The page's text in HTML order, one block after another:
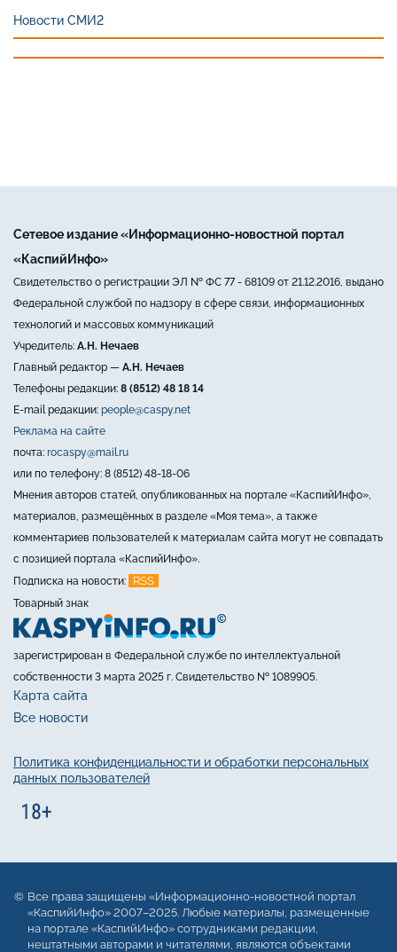
Новости СМИ2
Сетевое издание «Информационно-новостной портал
«КаспийИнфо»
Свидетельство о регистрации ЭЛ № ФС 77 - 68109 от 21.12.2016, выдано
Федеральной службой по надзору в сфере связи, информационных
технологий и массовых коммуникаций
Учредитель: А.Н. Нечаев
Главный редактор — А.Н. Нечаев
Телефоны редакции: 8 (8512) 48 18 14
E-mail редакции: people@caspy.net
Реклама на сайте
почта: rocaspy@mail.ru
или по телефону: 8 (8512) 48-18-06
Мнения авторов статей, опубликованных на портале «КаспийИнфо»,
материалов, размещённых в разделе «Моя тема», а также
комментариев пользователей к материалам сайта могут не совпадать
с позицией портала «КаспийИнфо».
Подписка на новости:
RSS
Товарный знак
зарегистрирован в Федеральной службе по интеллектуальной
собственности 3 марта 2025 г. Свидетельство № 1089905.
Карта сайта
Все новости
Политика конфиденциальности и обработки персональных
данных пользователей
Все права защищены «Информационно-новостной портал
«КаспийИнфо» 2007–2025. Любые материалы, размещенные
на портале «КаспийИнфо» сотрудниками редакции,
нештатными авторами и читателями, являются объектами